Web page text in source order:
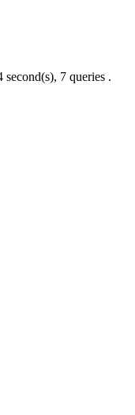
second(s), 7 queries .